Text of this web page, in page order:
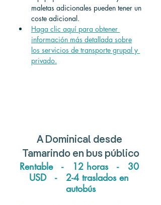
maletas adicionales pueden tener un
coste adicional.
Haga clic aquí para obtener
información más detallada sobre
los servicios de transporte grupal y
privado.
A Dominical desde
Tamarindo en bus público
Rentable   -   12 horas   -   30
USD   -   2-4 traslados en
autobús